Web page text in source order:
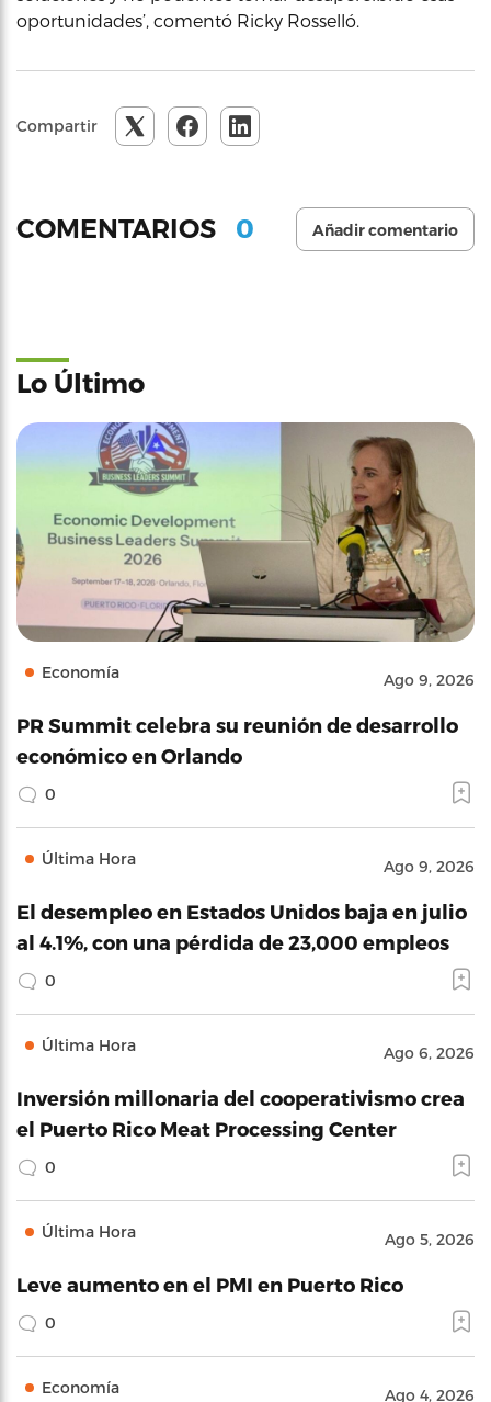
oportunidades’, comentó Ricky Rosselló.
Compartir
COMENTARIOS 0 Añadir comentario
Lo Último
Economía Ago 9, 2026
PR Summit celebra su reunión de desarrollo
económico en Orlando
0
Última Hora Ago 9, 2026
El desempleo en Estados Unidos baja en julio
al 4.1%, con una pérdida de 23,000 empleos
0
Última Hora Ago 6, 2026
Inversión millonaria del cooperativismo crea
el Puerto Rico Meat Processing Center
0
Última Hora Ago 5, 2026
Leve aumento en el PMI en Puerto Rico
0
Economía Ago 4, 2026